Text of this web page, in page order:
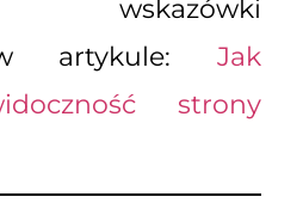
wskazówki
artykule: Jak
strony